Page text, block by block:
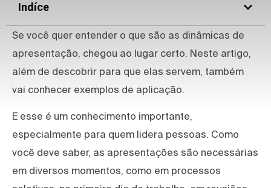
Indíce
Se você quer entender o que são as dinâmicas de
apresentação, chegou ao lugar certo. Neste artigo,
além de descobrir para que elas servem, também
vai conhecer exemplos de aplicação.
E esse é um conhecimento importante,
especialmente para quem lidera pessoas. Como
você deve saber, as apresentações são necessárias
em diversos momentos, como em processos